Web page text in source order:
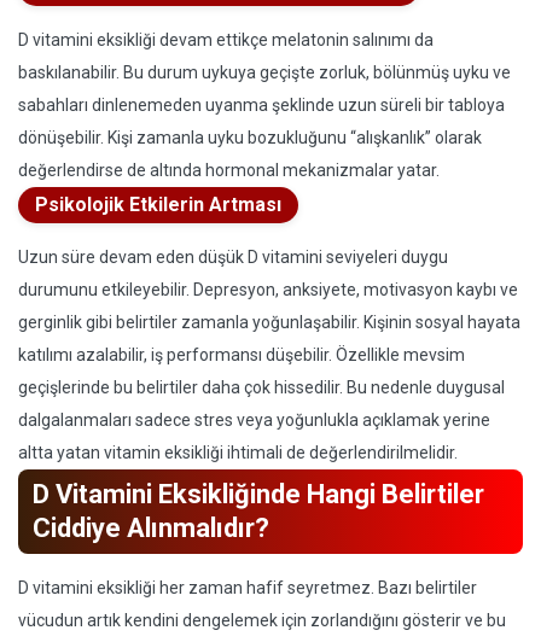
D vitamini eksikliği devam ettikçe melatonin salınımı da
baskılanabilir. Bu durum uykuya geçişte zorluk, bölünmüş uyku ve
sabahları dinlenemeden uyanma şeklinde uzun süreli bir tabloya
dönüşebilir. Kişi zamanla uyku bozukluğunu “alışkanlık” olarak
değerlendirse de altında hormonal mekanizmalar yatar.
Psikolojik Etkilerin Artması
Uzun süre devam eden düşük D vitamini seviyeleri duygu
durumunu etkileyebilir. Depresyon, anksiyete, motivasyon kaybı ve
gerginlik gibi belirtiler zamanla yoğunlaşabilir. Kişinin sosyal hayata
katılımı azalabilir, iş performansı düşebilir. Özellikle mevsim
geçişlerinde bu belirtiler daha çok hissedilir. Bu nedenle duygusal
dalgalanmaları sadece stres veya yoğunlukla açıklamak yerine
altta yatan vitamin eksikliği ihtimali de değerlendirilmelidir.
D Vitamini Eksikliğinde Hangi Belirtiler
Ciddiye Alınmalıdır?
D vitamini eksikliği her zaman hafif seyretmez. Bazı belirtiler
vücudun artık kendini dengelemek için zorlandığını gösterir ve bu